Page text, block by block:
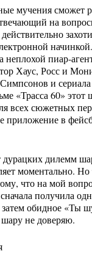
мучения сможет
на
неплохой пиар-
Хаус, Росс и
и
«Трасса 60» этот
всех сюжетных
приложение в
дурацких дилемм
моментально. Но
что на мой
получила
обидное «Ты
не доверяю.